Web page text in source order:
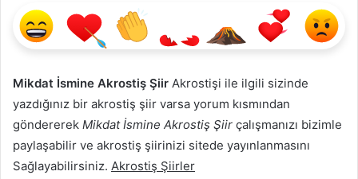
Mikdat İsmine Akrostiş Şiir Akrostişi ile ilgili sizinde
yazdığınız bir akrostiş şiir varsa yorum kısmından
göndererek Mikdat İsmine Akrostiş Şiir çalışmanızı bizimle
paylaşabilir ve akrostiş şiirinizi sitede yayınlanmasını
Sağlayabilirsiniz. Akrostiş Şiirler